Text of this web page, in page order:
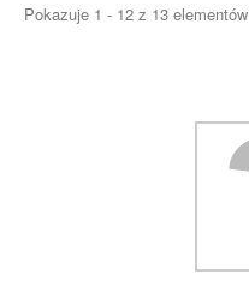
Pokazuje 1 - 12 z 13 elementów